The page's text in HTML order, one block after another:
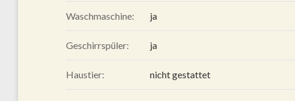
Waschmaschine: ja
Geschirrspüler: ja
Haustier: nicht gestattet